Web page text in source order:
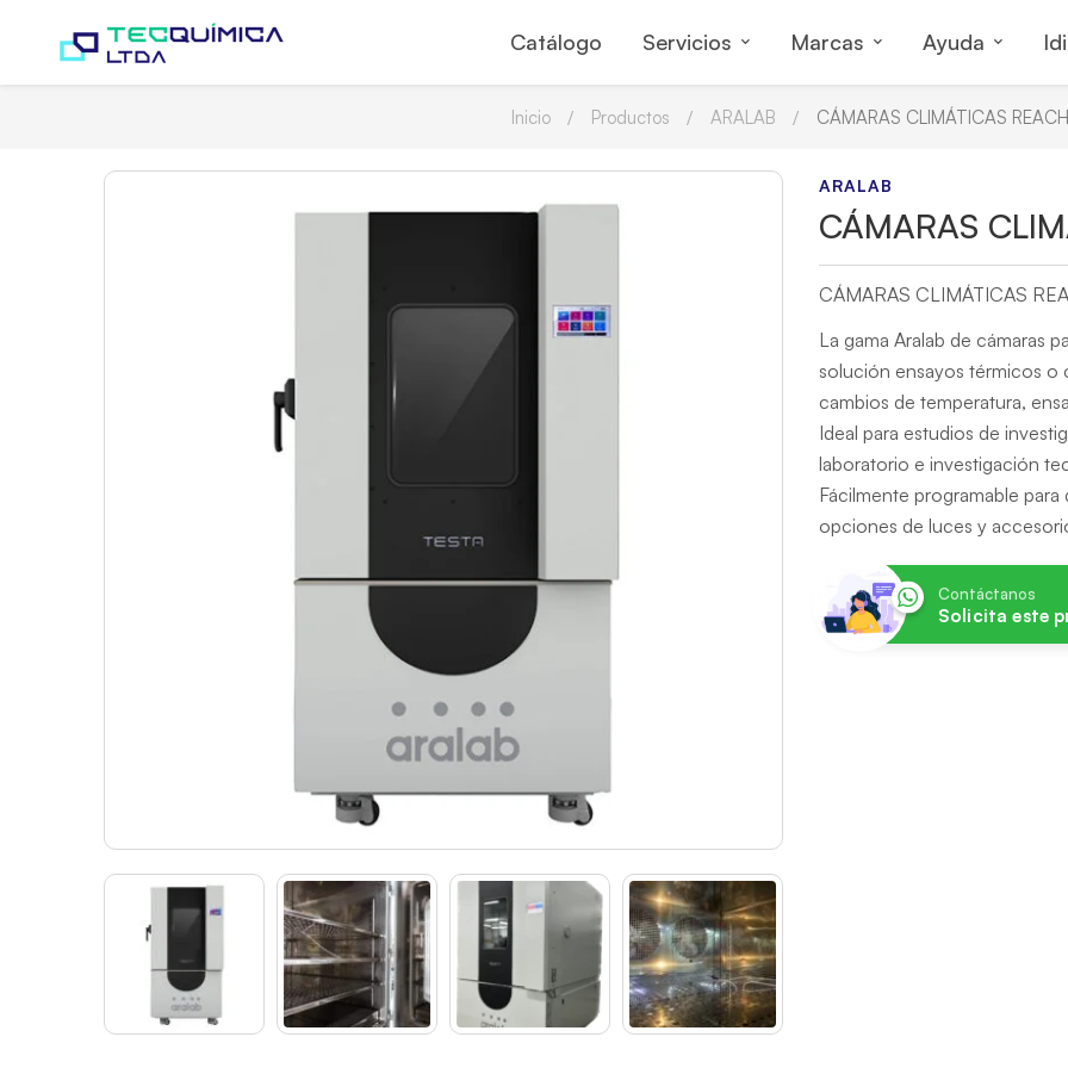
Catálogo Servicios Marcas Ayuda
Inicio Productos ARALAB CÁMARAS CLIMÁTICAS
ARALAB
CÁMARAS
CÁMARAS CLIMÁTICAS
La gama Aralab de cámaras
solución ensayos térmicos o
cambios de temperatura,
Ideal para estudios de
laboratorio e investigación
Fácilmente programable
opciones de luces y
Contáctanos
Solicita este